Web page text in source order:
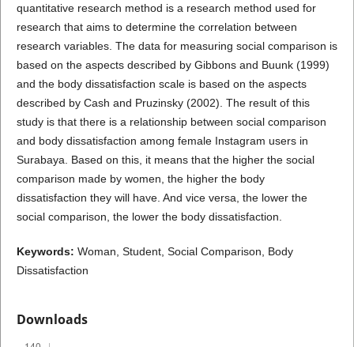
quantitative research method is a research method used for
research that aims to determine the correlation between
research variables. The data for measuring social comparison is
based on the aspects described by Gibbons and Buunk (1999)
and the body dissatisfaction scale is based on the aspects
described by Cash and Pruzinsky (2002). The result of this
study is that there is a relationship between social comparison
and body dissatisfaction among female Instagram users in
Surabaya. Based on this, it means that the higher the social
comparison made by women, the higher the body
dissatisfaction they will have. And vice versa, the lower the
social comparison, the lower the body dissatisfaction.
Keywords: Woman, Student, Social Comparison, Body
Dissatisfaction
Downloads